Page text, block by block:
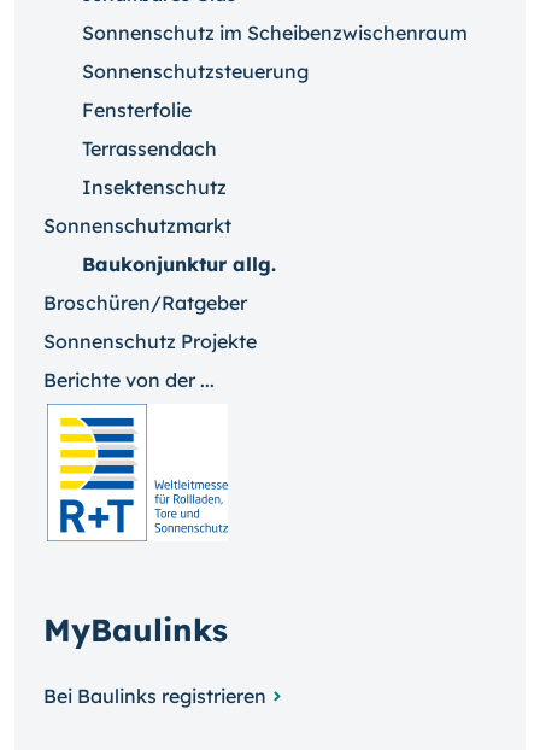
Sonnenschutz im Scheibenzwischenraum
Sonnenschutzsteuerung
Fensterfolie
Terrassendach
Insektenschutz
Sonnenschutzmarkt
Baukonjunktur allg.
Broschüren/Ratgeber
Sonnenschutz Projekte
Berichte von der ...
MyBaulinks
Bei Baulinks registrieren